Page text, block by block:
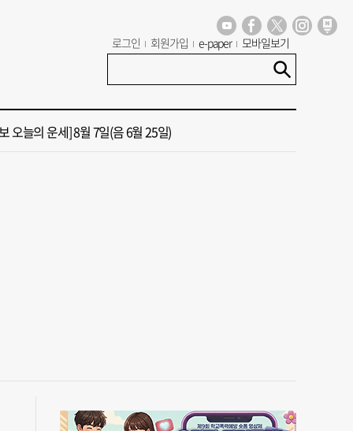
로그인 회원가입 e-paper 모바일보기
했는데, 또"…퇴임 앞두고 가짜 청첩장 뿌린 초등 교장 송치
오늘의 운세] 8월 5일(음 6월 23일)